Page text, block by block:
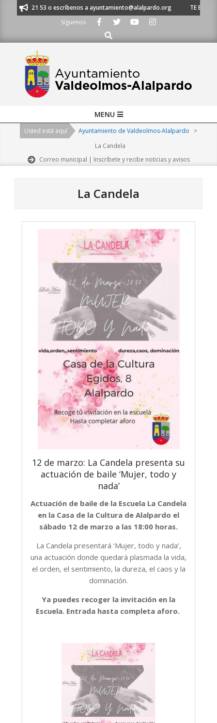
91 620 21 53 o escríbenos a ayuntamiento@alalpardo.org
TE
Síguenos
Buscar
Navigation
MENU
Usted está aquí Ayuntamiento de Valdeolmos-Alalpardo
>
La Candela
Correo municipal | Inscríbete y recibe noticias y avisos
La Candela
12 de marzo: La Candela presenta su
actuación de baile ‘Mujer, todo y
nada’
Actuación de baile de la Escuela La Candela
en la Casa de la Cultura de Alalpardo el
sábado 12 de marzo a las 18:00 horas.
La Candela presentará ‘Mujer, todo y nada’,
una actuación donde quedará plasmada la vida,
el orden, el sentimiento, la dureza, el caos y la
dominación.
Ya puedes recoger la invitación en la
Escuela. Entrada hasta completa aforo.